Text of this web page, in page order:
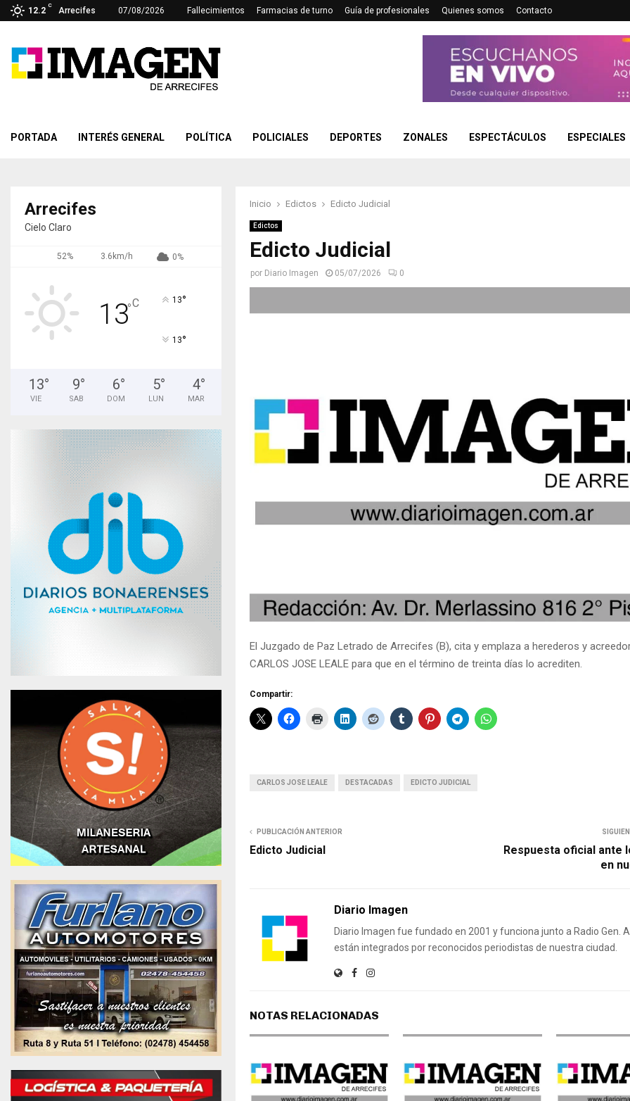
12.2
C
Arrecifes 07/08/2026 Fallecimientos Farmacias de turno Guía de profesionales Quienes somos Contacto
PORTADA INTERÉS GENERAL POLÍTICA POLICIALES DEPORTES ZONALES ESPECTÁCULOS ESPECIALES
Inicio Edictos Edicto Judicial
Edictos
Edicto Judicial
por Diario Imagen 05/07/2026 0
El Juzgado de Paz Letrado de Arrecifes (B), cita y emplaza a herederos y
CARLOS JOSE LEALE para que en el término de treinta días lo acrediten.
Compartir:
CARLOS JOSE LEALE DESTACADAS EDICTO JUDICIAL
PUBLICACIÓN ANTERIOR
Edicto Judicial
Respuesta oficial ante
en
Diario Imagen
Diario Imagen fue fundado en 2001 y funciona junto a Radio Gen.
están integrados por reconocidos periodistas de nuestra ciudad.
NOTAS RELACIONADAS
Arrecifes
Cielo Claro
52% 3.6km/h 0%
13°C 13°
13°
13°
VIE
9°
SAB
6°
DOM
5°
LUN
4°
MAR